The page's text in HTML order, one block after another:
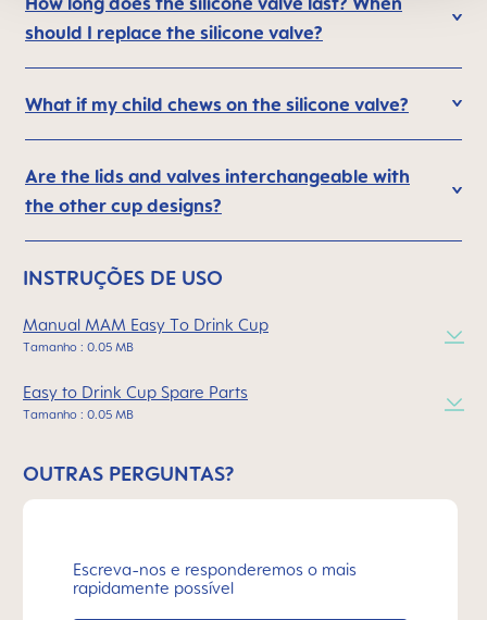
should I replace the silicone valve?
What if my child chews on the silicone valve?
Are the lids and valves interchangeable with
the other cup designs?
INSTRUÇÕES DE USO
Manual MAM Easy To Drink Cup
Tamanho : 0.05 MB
Easy to Drink Cup Spare Parts
Tamanho : 0.05 MB
OUTRAS PERGUNTAS?
Escreva-nos e responderemos o mais
rapidamente possível